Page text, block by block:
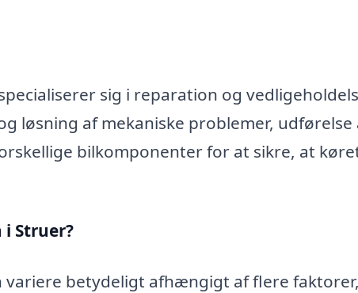
sig i reparation og
løsning af mekaniske problemer, udførelse
bilkomponenter for at sikre, at
Struer?
variere betydeligt afhængigt af flere